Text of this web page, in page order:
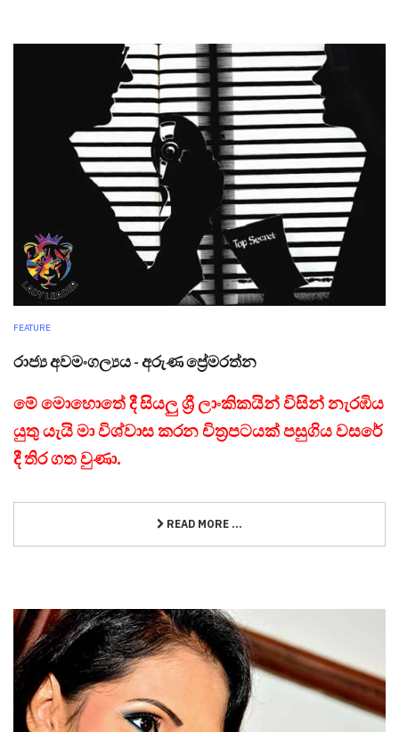
FEATURE
රාජ්‍ය අවමංගල්‍යය - අරුණ ප්‍රේමරත්න
මේ මොහොතේ දී සියලු ශ්‍රී ලාංකිකයින් විසින් නැරඹිය
යුතු යැයි මා විශ්වාස කරන චිත්‍රපටයක් පසුගිය වසරේ
දී තිර ගත වුණා.
READ MORE ...